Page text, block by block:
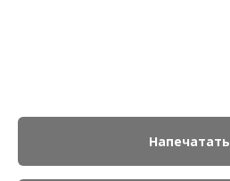
Напечатать